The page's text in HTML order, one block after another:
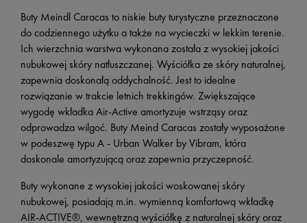
Buty Meindl Caracas to niskie buty turystyczne przeznaczone
do codziennego użytku a także na wycieczki w lekkim terenie.
Ich wierzchnia warstwa wykonana została z wysokiej jakości
nubukowej skóry natłuszczanej. Wyściółka ze skóry naturalnej,
zapewnia doskonałą oddychalność. Jest to idealne
rozwiązanie w trakcie letnich trekkingów. Zwiększające
wygodę wkładka Air-Active amortyzuje wstrząsy oraz
odprowadza wilgoć. Buty Meind Caracas zostały wyposażone
w podeszwę typu A - Urban Walker by Vibram, która
doskonale amortyzującą oraz zapewnia przyczepność.
Buty wykonane z wysokiej jakości woskowanej skóry
nubukowej, posiadają m.in. wymienną komfortową wkładkę
AIR-ACTIVE®, wewnętrzną wyściółkę z naturalnej skóry oraz